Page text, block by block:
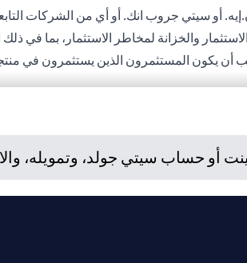
أو سيتي جروب انك. أو أي من الشركات
والخزانة لمخاطر الاستثمار، بما في
أن يكون المستثمرون الذين يستثمرون في
والخزينة الفردية. يدرك العميل أنه يقع
يدرك العميل أن سيتي بنك لا يقدم مشورة
أو حساب سيتي جولد، وتمويله،